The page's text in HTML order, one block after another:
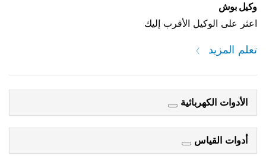
وكيل بوش
اعثر على الوكيل الأقرب إليك
تعلم المزيد
الأدوات الكهربائية
أدوات القياس